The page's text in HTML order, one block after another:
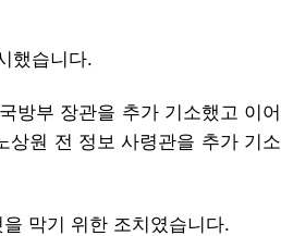
했습니다.
방부 장관을 추가 기소했고 이어
상원 전 정보 사령관을 추가 기소
막기 위한 조치였습니다.